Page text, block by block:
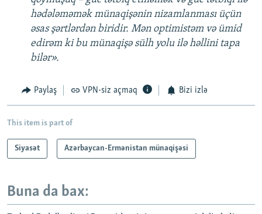
hədələməmək münaqişənin nizamlanması üçün
əsas şərtlərdən biridir. Mən optimistəm və ümid
edirəm ki bu münaqişə sülh yolu ilə həllini tapa
bilər».
Paylaş VPN-siz açmaq Bizi izlə
This item is part of
Siyasət Azərbaycan-Ermənistan münaqişəsi
Buna da bax: